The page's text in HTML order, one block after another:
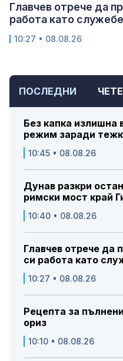
ПОСЛЕДНИ
Без капка излишна
режим заради
10:45 • 08.08.26
Дунав разкри
римски мост край
10:40 • 08.08.26
Главчев отрече да
си работа като
10:27 • 08.08.26
Рецепта за
ориз
10:10 • 08.08.26
Главчев отрече да
работа като
10:27 • 08.08.26